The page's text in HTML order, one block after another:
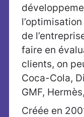
de
faire en
clients, on
Coca-Cola,
GMF,
Créée en